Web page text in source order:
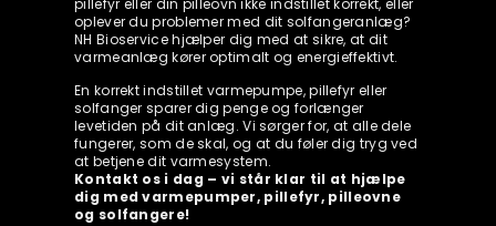
oplever du problemer med dit solfangeranlæg?
NH Bioservice hjælper dig med at sikre, at dit
varmeanlæg kører optimalt og energieffektivt.
En korrekt indstillet varmepumpe, pillefyr eller
solfanger sparer dig penge og forlænger
levetiden på dit anlæg. Vi sørger for, at alle dele
fungerer, som de skal, og at du føler dig tryg ved
at betjene dit varmesystem.
Kontakt os i dag – vi står klar til at hjælpe
dig med varmepumper, pillefyr, pilleovne
og solfangere!